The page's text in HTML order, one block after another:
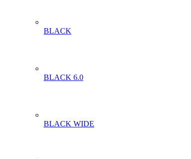
BLACK
BLACK 6.0
BLACK WIDE